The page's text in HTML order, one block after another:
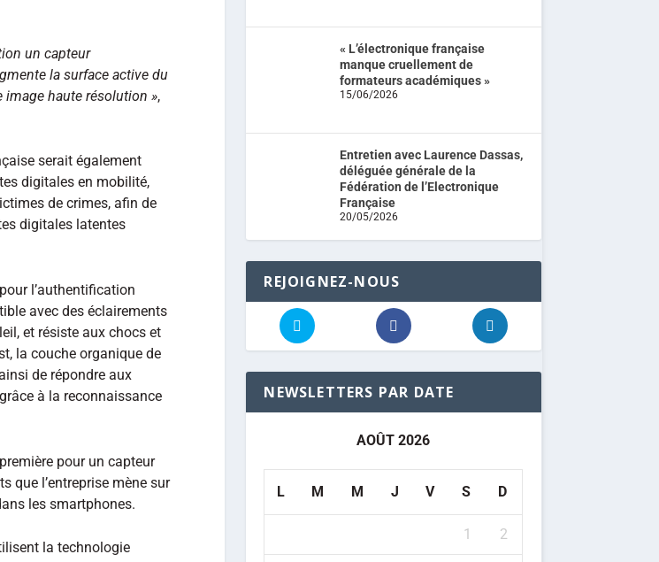
un capteur
la surface active du
image haute résolution »,
serait également
digitales en mobilité,
de crimes, afin de
digitales latentes
l’authentification
avec des éclairements
et résiste aux chocs et
la couche organique de
de répondre aux
à la reconnaissance
pour un capteur
que l’entreprise mène sur
les smartphones.
la technologie
« L’électronique française
manque cruellement de
formateurs académiques »
15/06/2026
Entretien avec Laurence Dassas,
déléguée générale de la
Fédération de l’Electronique
Française
20/05/2026
REJOIGNEZ-NOUS
NEWSLETTERS PAR DATE
AOÛT 2026
L M M J V S D
1 2